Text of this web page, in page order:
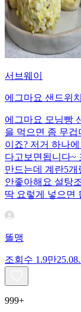
서브웨이
에그마요 샌드위치
에그마요 모닝빵
을 먹으면 좀 무
이죠? 저거 하나
다고보면됩니다~
만드는데 계란5
안좋아해요 설탕
딱 요렇게 넣으면
똘맹
조회수 1.9만
999+